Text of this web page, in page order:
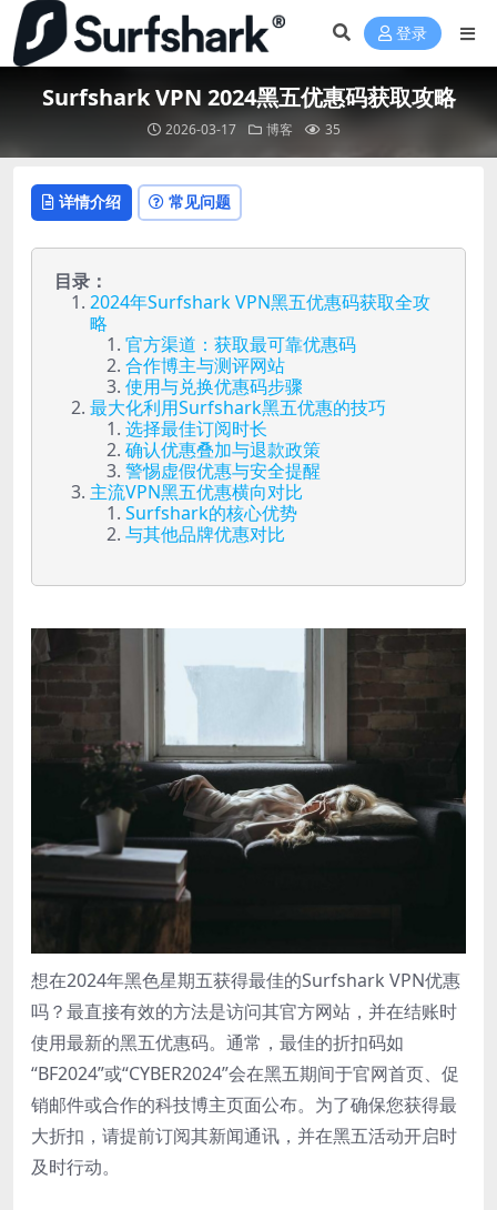
登录
Surfshark VPN 2024黑五优惠码获取攻略
2026-03-17 博客 35
详情介绍 常见问题
目录：
2024年Surfshark VPN黑五优惠码获取全攻
略
官方渠道：获取最可靠优惠码
合作博主与测评网站
使用与兑换优惠码步骤
最大化利用Surfshark黑五优惠的技巧
选择最佳订阅时长
确认优惠叠加与退款政策
警惕虚假优惠与安全提醒
主流VPN黑五优惠横向对比
Surfshark的核心优势
与其他品牌优惠对比
想在2024年黑色星期五获得最佳的Surfshark VPN优惠
吗？最直接有效的方法是访问其官方网站，并在结账时
使用最新的黑五优惠码。通常，最佳的折扣码如
“BF2024”或“CYBER2024”会在黑五期间于官网首页、促
销邮件或合作的科技博主页面公布。为了确保您获得最
大折扣，请提前订阅其新闻通讯，并在黑五活动开启时
及时行动。